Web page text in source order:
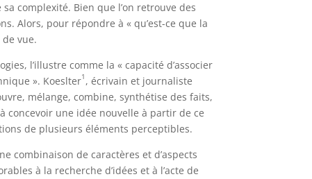
complexité. Bien que l’on retrouve des
Alors, pour répondre à « qu’est-ce que la
vue.
l’illustre comme la « capacité d’associer
». Koeslter1 , écrivain et journaliste
mélange, combine, synthétise des faits,
concevoir une idée nouvelle à partir de ce
de plusieurs éléments perceptibles.
combinaison de caractères et d’aspects
à la recherche d’idées et à l’acte de